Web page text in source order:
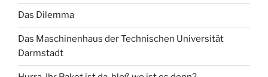
Das Dilemma
Das Maschinenhaus der Technischen Universität
Darmstadt